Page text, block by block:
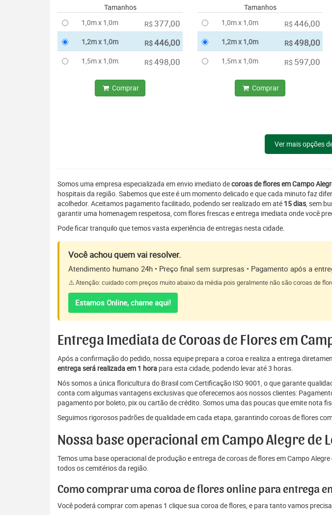
Tamanhos
1,0m x 1,0m
R$ 377,00
1,2m x 1,0m R$446,00
1,5m x 1,0m R$ 498,00
Comprar
Tamanhos
1,0m x 1,0m
R$ 446,00
1,2m x 1,0m R$498,00
1,5m x 1,0m R$ 597,00
Comprar
Ver mais opções
Somos uma empresa especializada em envio imediato decoroas de flores em Campo
hospitais da região. Sabemos que este é um momento delicado e que cada minuto faz
acolhedor. Aceitamos pagamento facilitado, podendo ser realizado em até 15 dias, sem
garantir uma homenagem respeitosa, com flores frescas e entrega imediata onde você
Pode ficar tranquilo que temos vasta experiência de entregas nesta cidade.
Você achou quem vai resolver.
Atendimento humano 24h • Preço final sem surpresas • Pagamento após a
⚠️ Atenção: cuidado com preços muito abaixo da média pois geralmente não são coroas de
Estamos Online, chame aqui!
Entrega Imediata de Coroas de Flores em
Após a confirmação do pedido, nossa equipe prepara a coroa e realiza a entrega
entrega será realizada em 1 hora para esta cidade, podendo levar até 3 horas.
Nós somos a única floricultura do Brasil com Certificação ISO 9001, o que garante
conta com algumas vantagens exclusivas que oferecemos aos nossos clientes:
pagamento por boleto, pix ou cartão de crédito. Somos uma das poucas que emite nota
Seguimos rigorosos padrões de qualidade em cada etapa, garantindo coroas de flores
Nossa base operacional em Campo Alegre de
Temos uma base operacional de produção e entrega de coroas de flores em Campo
todos os cemitérios da região.
Como comprar uma coroa de flores online para entrega
Você poderá comprar com apenas 1 clique sua coroa de flores, e para tanto vamos